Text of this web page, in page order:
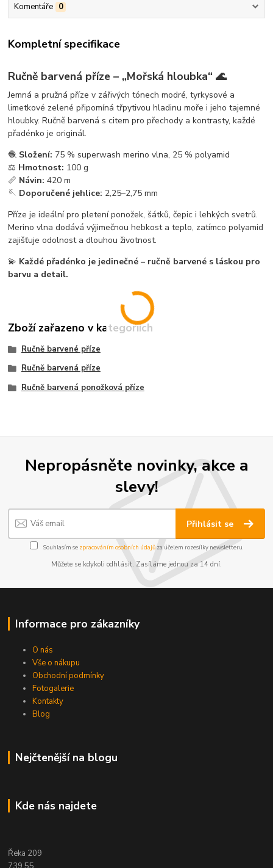
Komentáře 0
Kompletní specifikace
Ručně barvená příze – „Mořská hloubka“ 🌊
Jemná a pružná příze v zářivých tónech modré, tyrkysové a
limetkové zelené připomíná třpytivou hladinu moře i jeho tajemné
hloubky. Ručně barvená s citem pro přechody a kontrasty, každé
přadénko je originál.
🧶 Složení: 75 % superwash merino vlna, 25 % polyamid
⚖️ Hmotnost: 100 g
📏 Návin: 420 m
🪡 Doporučené jehlice: 2,25–2,75 mm
Příze je ideální pro pletení ponožek, šátků, čepic i lehkých svetrů.
Merino vlna dodává výjimečnou hebkost a teplo, zatímco polyamid
zajišťuje odolnost a dlouhou životnost.
💫 Každé přadénko je jedinečné – ručně barvené s láskou pro
barvu a detail.
Zboží zařazeno v kategoriích
Ručně barvené příze
Ručně barvená příze
Ručně barvená ponožková příze
Nepropásněte novinky, akce a
slevy!
Přihlásit se
Souhlasím se zpracováním osobních údajůza účelem rozesílky newsletteru.
Můžete se kdykoli odhlásit. Zasíláme jednou za 14 dní.
Informace pro zákazníky
O nás
Vše o nákupu
Obchodní podmínky
Fotogalerie
Kontakty
Blog
Nejčtenější na blogu
Kde nás najdete
Řeka 209